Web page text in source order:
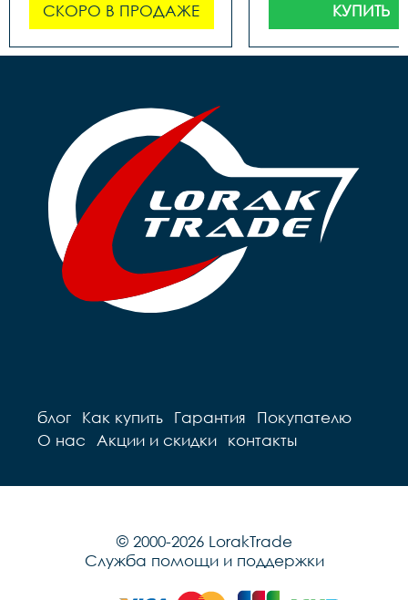
СКОРО В ПРОДАЖЕ КУПИТЬ
блог Как купить Гарантия
Покупателю
О нас
Акции и скидки контакты
© 2000-2026 LorakTrade
Служба помощи и поддержки